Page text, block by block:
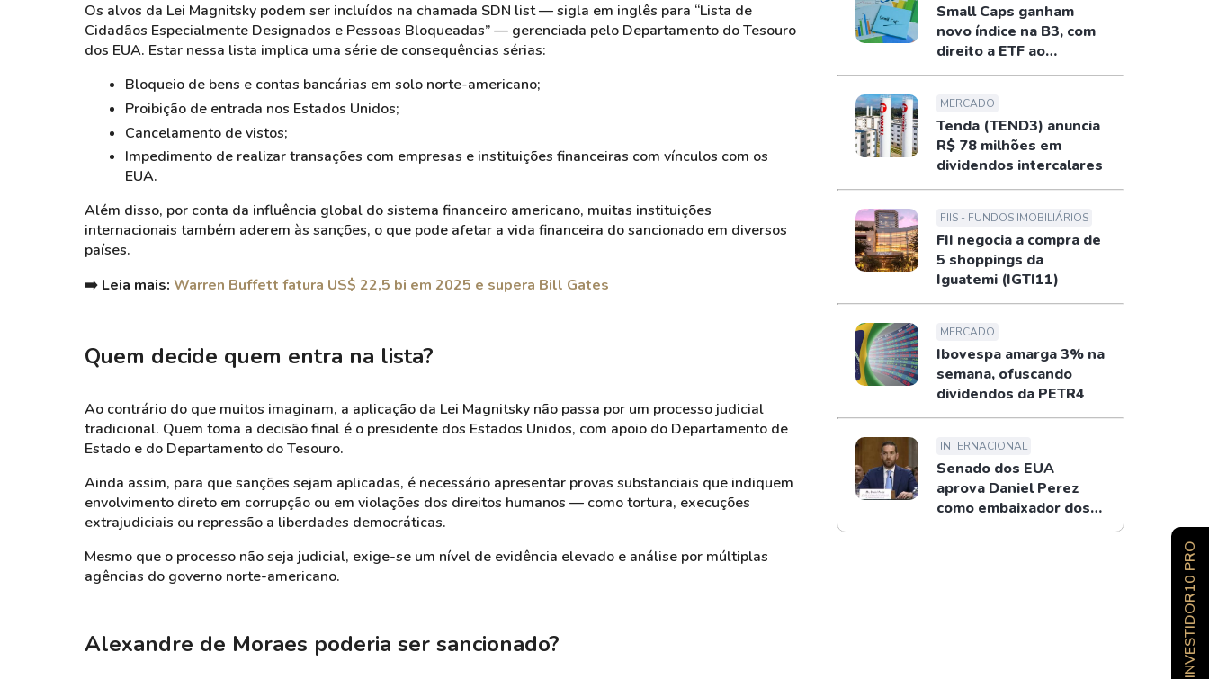
Os alvos da Lei Magnitsky podem ser incluídos na chamada SDN list — sigla em inglês para “Lista de
Cidadãos Especialmente Designados e Pessoas Bloqueadas” — gerenciada pelo Departamento do Tesouro
dos EUA. Estar nessa lista implica uma série de consequências sérias:
Bloqueio de bens e contas bancárias em solo norte-americano;
Proibição de entrada nos Estados Unidos;
Cancelamento de vistos;
Impedimento de realizar transações com empresas e instituições financeiras com vínculos com os
EUA.
Além disso, por conta da influência global do sistema financeiro americano, muitas instituições
internacionais também aderem às sanções, o que pode afetar a vida financeira do sancionado em diversos
países.
➡️ Leia mais: Warren Buffett fatura US$ 22,5 bi em 2025 e supera Bill Gates
Quem decide quem entra na lista?
Ao contrário do que muitos imaginam, a aplicação da Lei Magnitsky não passa por um processo judicial
tradicional. Quem toma a decisão final é o presidente dos Estados Unidos, com apoio do Departamento de
Estado e do Departamento do Tesouro.
Ainda assim, para que sanções sejam aplicadas, é necessário apresentar provas substanciais que indiquem
envolvimento direto em corrupção ou em violações dos direitos humanos — como tortura, execuções
extrajudiciais ou repressão a liberdades democráticas.
Mesmo que o processo não seja judicial, exige-se um nível de evidência elevado e análise por múltiplas
agências do governo norte-americano.
Alexandre de Moraes poderia ser sancionado?
Small Caps ganham
novo índice na B3, com
direito a ETF ao
investidor
MERCADO
Tenda (TEND3) anuncia
R$ 78 milhões em
dividendos intercalares
FIIS - FUNDOS IMOBILIÁRIOS
FII negocia a compra de
5 shoppings da
Iguatemi (IGTI11)
MERCADO
Ibovespa amarga 3% na
semana, ofuscando
dividendos da PETR4
INTERNACIONAL
Senado dos EUA
aprova Daniel Perez
como embaixador dos
EUA no Brasil
INVESTIDOR10 PRO